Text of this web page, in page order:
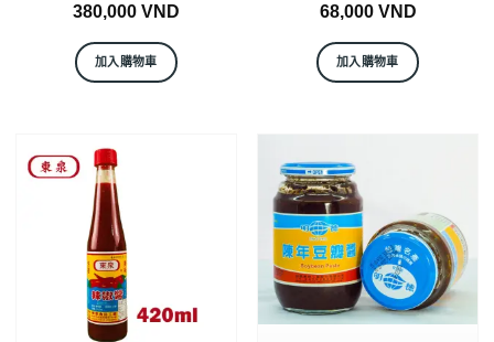
380,000 VND
加入購物車
68,000 VND
加入購物車